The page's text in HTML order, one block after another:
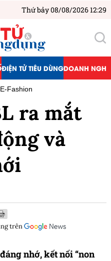
Thứ bảy 08/08/2026 12:29
ĐIỆN TỬ TIÊU DÙNGDOANH
E-Fashion
ra mắt
và
trên
nhớ, kết nối “non